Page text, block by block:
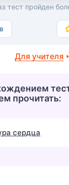
тест пройден
Для учителя
прочитать:
сердца